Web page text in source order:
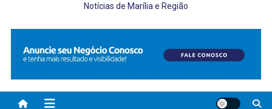
Notícias de Marília e Região